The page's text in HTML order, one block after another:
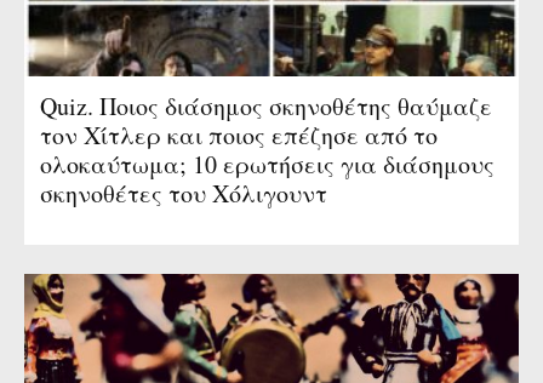
Quiz. Ποιος διάσημος σκηνοθέτης θαύμαζε
τον Χίτλερ και ποιος επέζησε από το
ολοκαύτωμα; 10 ερωτήσεις για διάσημους
σκηνοθέτες του Χόλιγουντ